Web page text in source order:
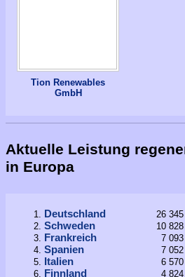
Tion Renewables
GmbH
Aktuelle Leistung
in Europa
Deutschland 26
Schweden 10
Frankreich 7
Spanien 7
Italien 6
Finnland 4